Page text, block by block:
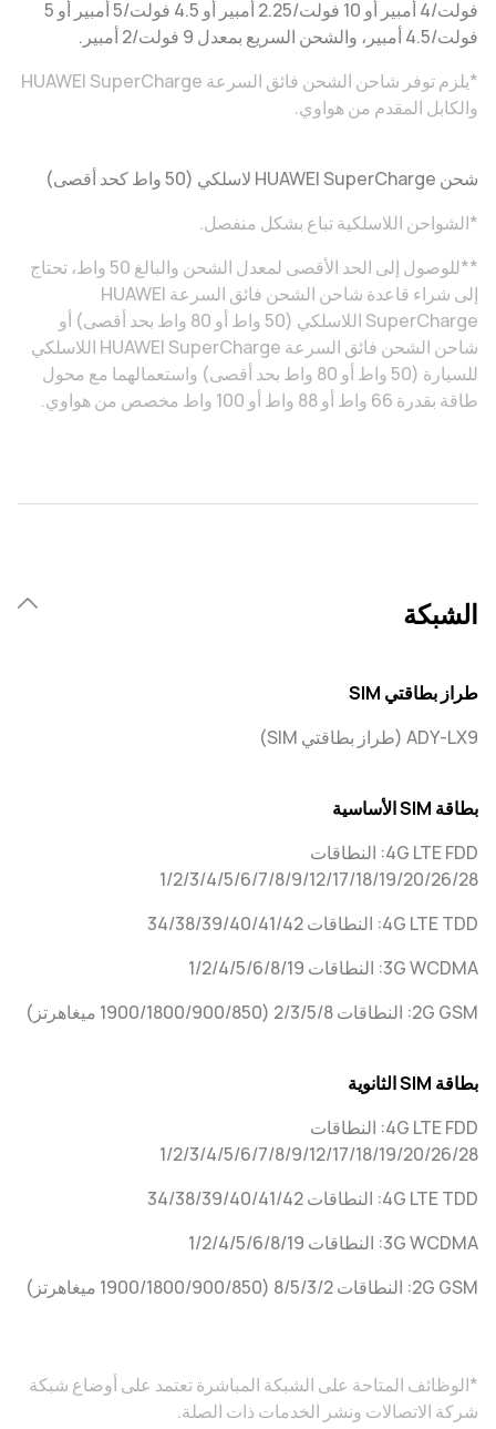
فولت/4 أمبير أو 10 فولت/2.25 أمبير أو 4.5 فولت/5 أمبير أو 5
فولت/4.5 أمبير، والشحن السريع بمعدل 9 فولت/2 أمبير.
*يلزم توفر شاحن الشحن فائق السرعة HUAWEI SuperCharge
والكابل المقدم من هواوي.
شحن HUAWEI SuperCharge لاسلكي (50 واط كحد أقصى)
*الشواحن اللاسلكية تباع بشكل منفصل.
**للوصول إلى الحد الأقصى لمعدل الشحن والبالغ 50 واط، تحتاج
إلى شراء قاعدة شاحن الشحن فائق السرعة HUAWEI
SuperCharge اللاسلكي (50 واط أو 80 واط بحد أقصى) أو
شاحن الشحن فائق السرعة HUAWEI SuperCharge اللاسلكي
للسيارة (50 واط أو 80 واط بحد أقصى) واستعمالهما مع محول
طاقة بقدرة 66 واط أو 88 واط أو 100 واط مخصص من هواوي.
الشبكة
طراز بطاقتي SIM‏
ADY-LX9 (طراز بطاقتي SIM)
بطاقة SIM الأساسية
4G LTE FDD: النطاقات
1/2/3/4/5/6/7/8/9/12/17/18/19/20/26/28
4G LTE TDD: النطاقات 34/38/39/40/41/42‏
3G WCDMA: النطاقات 1/2/4/5/6/8/19
2G GSM: النطاقات 2/3/5/8 (850‏/900/‏1800/‏1900 ميغاهرتز)
بطاقة SIM الثانوية
4G LTE FDD: النطاقات
1/2/3/4/5/6/7/8/9/12/17/18/19/20/26/28
4G LTE TDD: النطاقات 34/38/39/40/41/42‏
3G WCDMA: النطاقات 1/2/4/5/6/8/19
2G GSM: النطاقات 2/‏3/‏5/‏8 (850/‏900/‏1800/‏1900 ميغاهرتز)
*الوظائف المتاحة على الشبكة المباشرة تعتمد على أوضاع شبكة
شركة الاتصالات ونشر الخدمات ذات الصلة.